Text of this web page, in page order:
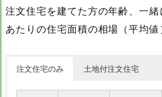
注文住宅を建てた方の年齢、一
あたりの住宅面積の相場（平均値
注文住宅のみ 土地付注文住宅